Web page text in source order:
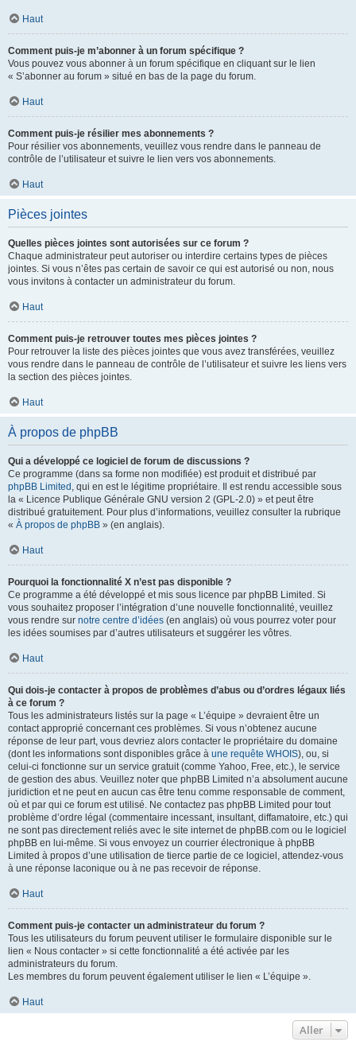
Haut
Comment puis-je m’abonner à un forum spécifique ?
Vous pouvez vous abonner à un forum spécifique en cliquant sur le lien
« S’abonner au forum » situé en bas de la page du forum.
Haut
Comment puis-je résilier mes abonnements ?
Pour résilier vos abonnements, veuillez vous rendre dans le panneau de
contrôle de l’utilisateur et suivre le lien vers vos abonnements.
Haut
Pièces jointes
Quelles pièces jointes sont autorisées sur ce forum ?
Chaque administrateur peut autoriser ou interdire certains types de pièces
jointes. Si vous n’êtes pas certain de savoir ce qui est autorisé ou non, nous
vous invitons à contacter un administrateur du forum.
Haut
Comment puis-je retrouver toutes mes pièces jointes ?
Pour retrouver la liste des pièces jointes que vous avez transférées, veuillez
vous rendre dans le panneau de contrôle de l’utilisateur et suivre les liens vers
la section des pièces jointes.
Haut
À propos de phpBB
Qui a développé ce logiciel de forum de discussions ?
Ce programme (dans sa forme non modifiée) est produit et distribué par
phpBB Limited , qui en est le légitime propriétaire. Il est rendu accessible sous
la « Licence Publique Générale GNU version 2 (GPL-2.0) » et peut être
distribué gratuitement. Pour plus d’informations, veuillez consulter la rubrique
« À propos de phpBB » (en anglais).
Haut
Pourquoi la fonctionnalité X n’est pas disponible ?
Ce programme a été développé et mis sous licence par phpBB Limited. Si
vous souhaitez proposer l’intégration d’une nouvelle fonctionnalité, veuillez
vous rendre sur notre centre d’idées (en anglais) où vous pourrez voter pour
les idées soumises par d’autres utilisateurs et suggérer les vôtres.
Haut
Qui dois-je contacter à propos de problèmes d’abus ou d’ordres légaux liés
à ce forum ?
Tous les administrateurs listés sur la page « L’équipe » devraient être un
contact approprié concernant ces problèmes. Si vous n’obtenez aucune
réponse de leur part, vous devriez alors contacter le propriétaire du domaine
(dont les informations sont disponibles grâce à une requête WHOIS), ou, si
celui-ci fonctionne sur un service gratuit (comme Yahoo, Free, etc.), le service
de gestion des abus. Veuillez noter que phpBB Limited n’a absolument aucune
juridiction et ne peut en aucun cas être tenu comme responsable de comment,
où et par qui ce forum est utilisé. Ne contactez pas phpBB Limited pour tout
problème d’ordre légal (commentaire incessant, insultant, diffamatoire, etc.) qui
ne sont pas directement reliés avec le site internet de phpBB.com ou le logiciel
phpBB en lui-même. Si vous envoyez un courrier électronique à phpBB
Limited à propos d’une utilisation de tierce partie de ce logiciel, attendez-vous
à une réponse laconique ou à ne pas recevoir de réponse.
Haut
Comment puis-je contacter un administrateur du forum ?
Tous les utilisateurs du forum peuvent utiliser le formulaire disponible sur le
lien « Nous contacter » si cette fonctionnalité a été activée par les
administrateurs du forum.
Les membres du forum peuvent également utiliser le lien « L’équipe ».
Haut
Aller